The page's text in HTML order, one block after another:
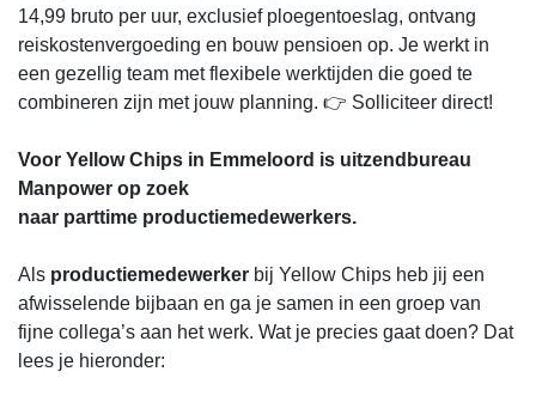
14,99 bruto per uur, exclusief ploegentoeslag, ontvang
reiskostenvergoeding en bouw pensioen op. Je werkt in
een gezellig team met flexibele werktijden die goed te
combineren zijn met jouw planning. 👉 Solliciteer direct!
Voor Yellow Chips in Emmeloord is uitzendbureau
Manpower op zoek
naar parttime productiemedewerkers.
Als productiemedewerker bij Yellow Chips heb jij een
afwisselende bijbaan en ga je samen in een groep van
fijne collega’s aan het werk. Wat je precies gaat doen? Dat
lees je hieronder: